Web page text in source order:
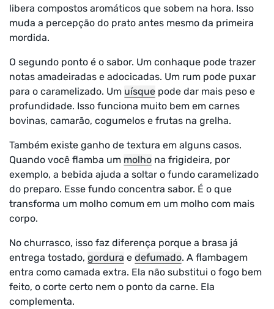
libera compostos aromáticos que sobem na hora. Isso
muda a percepção do prato antes mesmo da primeira
mordida.
O segundo ponto é o sabor. Um conhaque pode trazer
notas amadeiradas e adocicadas. Um rum pode puxar
para o caramelizado. Um uísque pode dar mais peso e
profundidade. Isso funciona muito bem em carnes
bovinas, camarão, cogumelos e frutas na grelha.
Também existe ganho de textura em alguns casos.
Quando você flamba um molho na frigideira, por
exemplo, a bebida ajuda a soltar o fundo caramelizado
do preparo. Esse fundo concentra sabor. É o que
transforma um molho comum em um molho com mais
corpo.
No churrasco, isso faz diferença porque a brasa já
entrega tostado, gordura e defumado. A flambagem
entra como camada extra. Ela não substitui o fogo bem
feito, o corte certo nem o ponto da carne. Ela
complementa.